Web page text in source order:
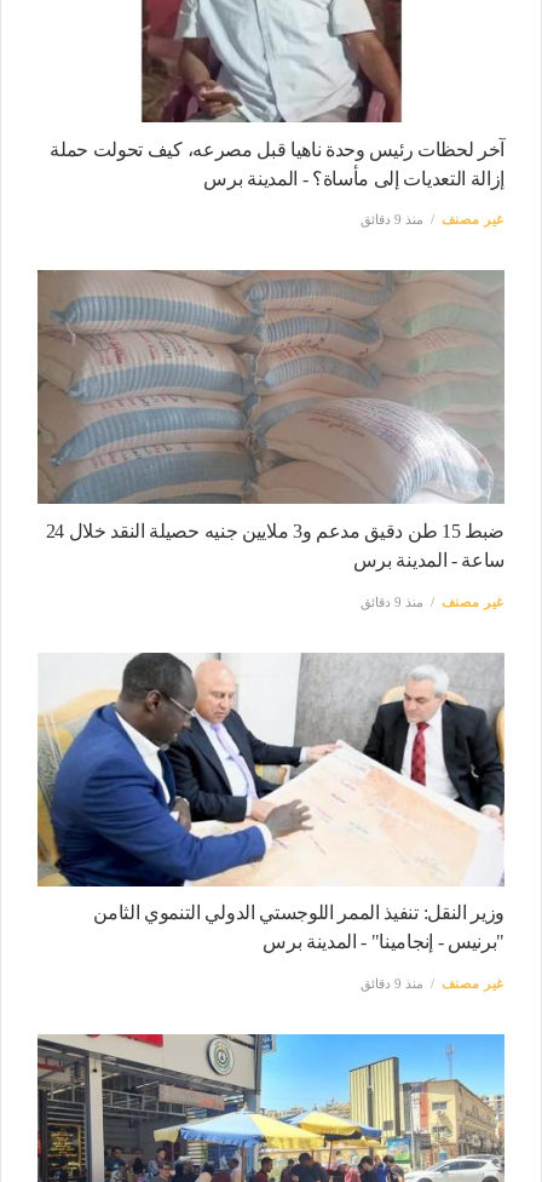
آخر لحظات رئيس وحدة ناهيا قبل مصرعه، كيف تحولت حملة
إزالة التعديات إلى مأساة؟ - المدينة برس
غير مصنف منذ 9 دقائق
ضبط 15 طن دقيق مدعم و3 ملايين جنيه حصيلة النقد خلال 24
ساعة - المدينة برس
غير مصنف منذ 9 دقائق
وزير النقل: تنفيذ الممر اللوجستي الدولي التنموي الثامن
"برنيس - إنجامينا" - المدينة برس
غير مصنف منذ 9 دقائق